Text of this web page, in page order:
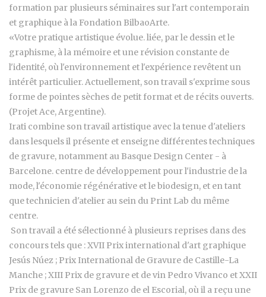
formation par plusieurs séminaires sur l'art contemporain
et graphique à la Fondation BilbaoArte.
«Votre pratique artistique évolue. liée, par le dessin et le
graphisme, à la mémoire et une révision constante de
l'identité, où l'environnement et l'expérience revêtent un
intérêt particulier. Actuellement, son travail s'exprime sous
forme de pointes sèches de petit format et de récits ouverts.
(Projet Ace, Argentine).
Irati combine son travail artistique avec la tenue d'ateliers
dans lesquels il présente et enseigne différentes techniques
de gravure, notamment au Basque Design Center - à
Barcelone. centre de développement pour l'industrie de la
mode, l'économie régénérative et le biodesign, et en tant
que technicien d'atelier au sein du Print Lab du même
centre.
Son travail a été sélectionné à plusieurs reprises dans des
concours tels que : XVII Prix international d'art graphique
Jesús Núez ; Prix ​​International de Gravure de Castille-La
Manche ; XIII Prix de gravure et de vin Pedro Vivanco et XXII
Prix de gravure San Lorenzo de el Escorial, où il a reçu une